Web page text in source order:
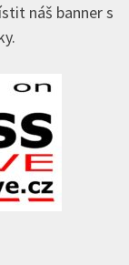
náš banner s